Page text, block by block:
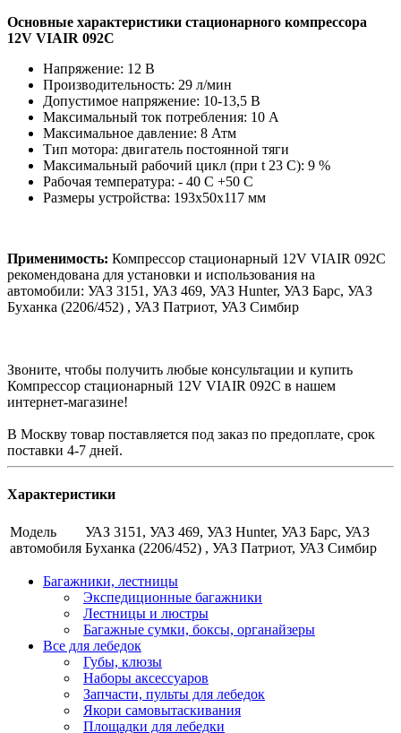
Основные характеристики стационарного компрессора
12V VIAIR 092C
Напряжение: 12 В
Производительность: 29 л/мин
Допустимое напряжение: 10-13,5 В
Максимальный ток потребления: 10 А
Максимальное давление: 8 Атм
Тип мотора: двигатель постоянной тяги
Максимальный рабочий цикл (при t 23 С): 9 %
Рабочая температура: - 40 С +50 С
Размеры устройства: 193х50х117 мм
Применимость: Компрессор стационарный 12V VIAIR 092С
рекомендована для установки и использования на
автомобили: УАЗ 3151, УАЗ 469, УАЗ Hunter, УАЗ Барс, УАЗ
Буханка (2206/452) , УАЗ Патриот, УАЗ Симбир
Звоните, чтобы получить любые консультации и купить
Компрессор стационарный 12V VIAIR 092С в нашем
интернет-магазине!
В Москву товар поставляется под заказ по предоплате, срок
поставки 4-7 дней.
Характеристики
Модель
автомобиля
УАЗ 3151, УАЗ 469, УАЗ Hunter, УАЗ Барс, УАЗ
Буханка (2206/452) , УАЗ Патриот, УАЗ Симбир
Багажники, лестницы
Экспедиционные багажники
Лестницы и люстры
Багажные сумки, боксы, органайзеры
Все для лебедок
Губы, клюзы
Наборы аксессуаров
Запчасти, пульты для лебедок
Якори самовытаскивания
Площадки для лебедки